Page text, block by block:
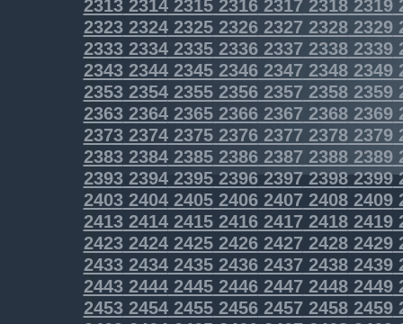
2313231423152316231723182319
23232324232523262327 23282329
23332334233523362337 23382339
23432344234523462347 23482349
23532354235523562357 23582359
23632364236523662367 23682369
23732374237523762377 23782379
23832384238523862387 23882389
2393239423952396239723982399
2403240424052406240724082409
2413241424152416241724182419
2423242424252426242724282429
2433243424352436243724382439
2443244424452446244724482449
2453245424552456245724582459